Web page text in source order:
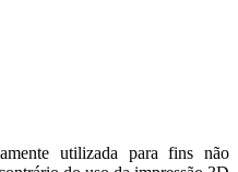
utilizada para fins não